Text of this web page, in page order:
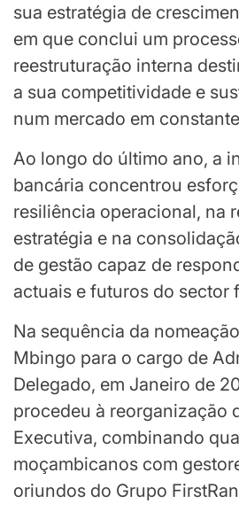
sua estratégia de
em que conclui um
reestruturação interna
a sua competitividade e
num mercado em
Ao longo do último ano, a
bancária concentrou
resiliência operacional, na
estratégia e na
de gestão capaz de
actuais e futuros do sector
Na sequência da
Mbingo para o cargo de
Delegado, em Janeiro de
procedeu à reorganização
Executiva, combinando
moçambicanos com
oriundos do Grupo